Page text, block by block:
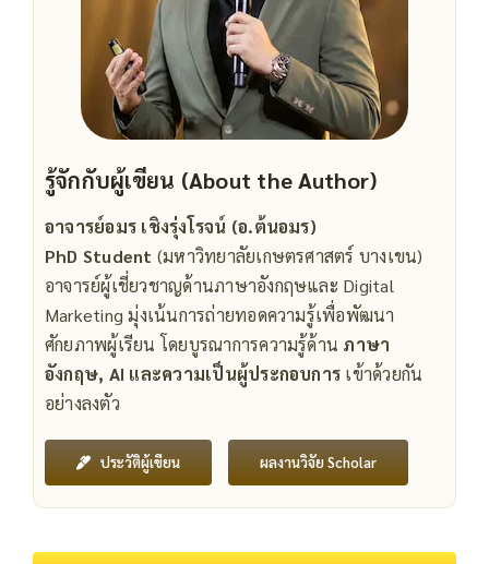
รู้จักกับผู้เขียน (About the Author)
อาจารย์อมร เชิงรุ่งโรจน์ (อ.ต้นอมร)
PhD Student (มหาวิทยาลัยเกษตรศาสตร์ บางเขน)
อาจารย์ผู้เชี่ยวชาญด้านภาษาอังกฤษและ Digital
Marketing มุ่งเน้นการถ่ายทอดความรู้เพื่อพัฒนา
ศักยภาพผู้เรียน โดยบูรณาการความรู้ด้าน ภาษา
อังกฤษ, AI และความเป็นผู้ประกอบการ เข้าด้วยกัน
อย่างลงตัว
ประวัติผู้เขียน ผลงานวิจัย Scholar